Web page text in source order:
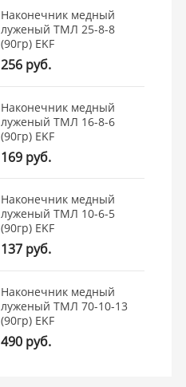
Наконечник медный
луженый ТМЛ 25-8-8
(90гр) EKF
256 руб.
Наконечник медный
луженый ТМЛ 16-8-6
(90гр) EKF
169 руб.
Наконечник медный
луженый ТМЛ 10-6-5
(90гр) EKF
137 руб.
Наконечник медный
луженый ТМЛ 70-10-13
(90гр) EKF
490 руб.